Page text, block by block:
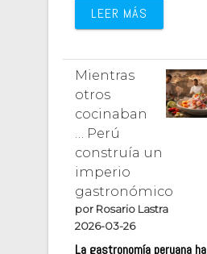
LEER MÁS
Mientras
otros
cocinaban
… Perú
construía un
imperio
gastronómico
por Rosario Lastra
2026-03-26
La gastronomía peruana ha